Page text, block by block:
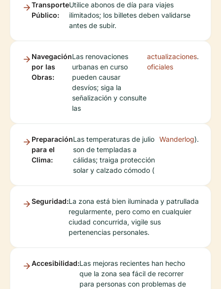
Transporte
Público:
Utilice abonos de día para viajes
ilimitados; los billetes deben validarse
antes de subir.
Navegación
por las
Obras:
Las renovaciones
urbanas en curso
pueden causar
desvíos; siga la
señalización y consulte
las
actualizaciones
oficiales
.
Preparación
para el
Clima:
Las temperaturas de julio
son de templadas a
cálidas; traiga protección
solar y calzado cómodo (
Wanderlog).
Seguridad:La zona está bien iluminada y patrullada
regularmente, pero como en cualquier
ciudad concurrida, vigile sus
pertenencias personales.
Accesibilidad:Las mejoras recientes han hecho
que la zona sea fácil de recorrer
para personas con problemas de